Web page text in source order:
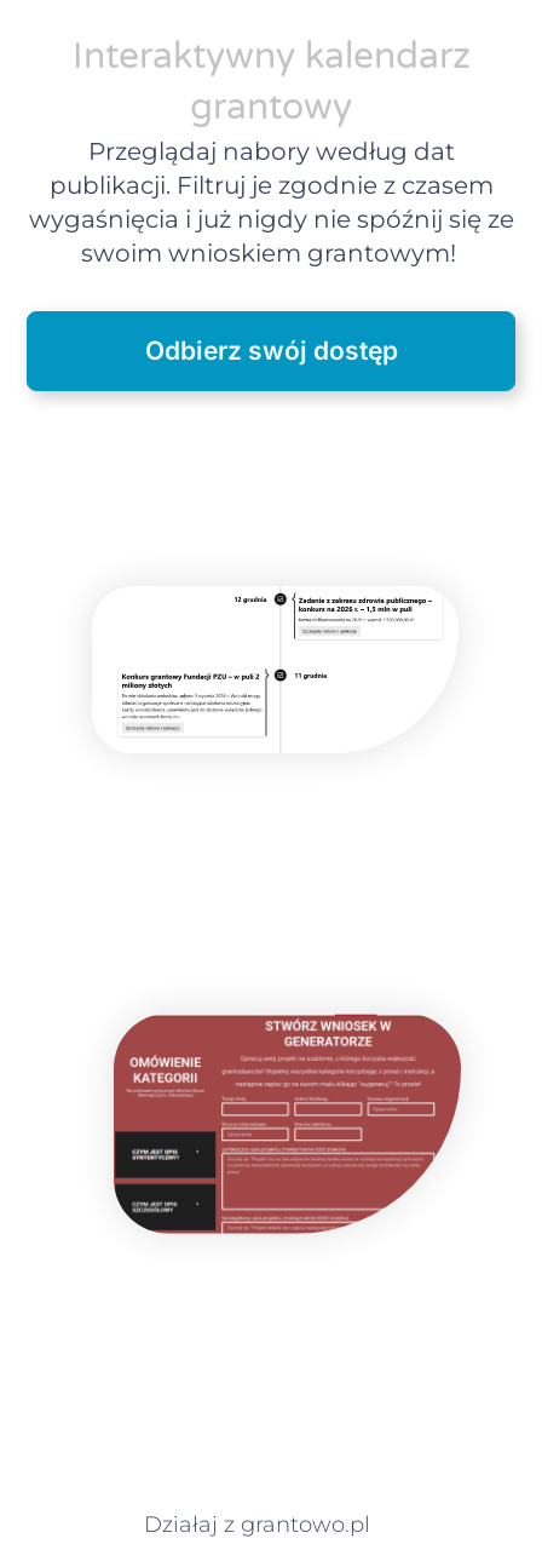
Interaktywny kalendarz
grantowy
Przeglądaj nabory według dat
publikacji. Filtruj je zgodnie z czasem
wygaśnięcia i już nigdy nie spóźnij się ze
swoim wnioskiem grantowym!
Odbierz swój dostęp
Działaj z grantowo.pl